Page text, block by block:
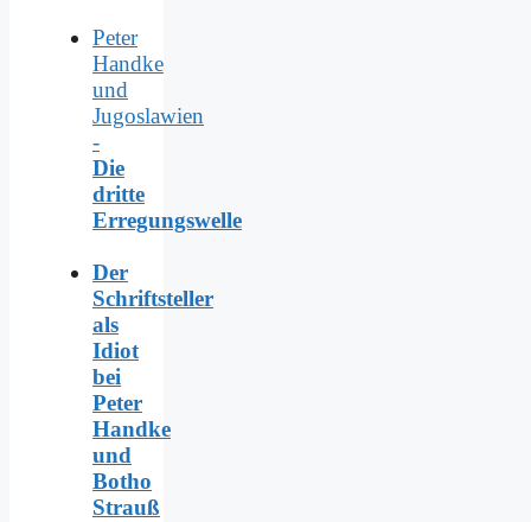
Peter
Handke
und
Jugoslawien
-
Die
dritte
Erregungswelle
Der
Schriftsteller
als
Idiot
bei
Peter
Handke
und
Botho
Strauß